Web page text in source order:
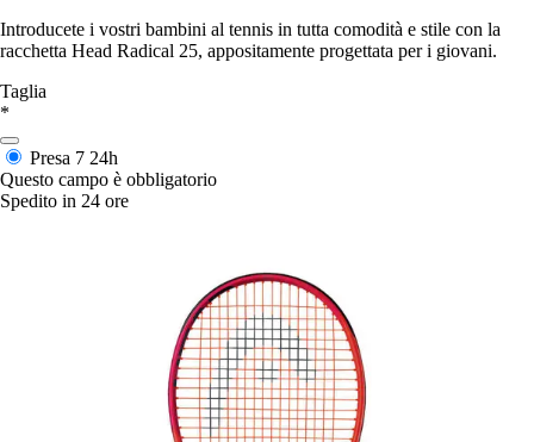
Introducete i vostri bambini al tennis in tutta comodità e stile con la
racchetta Head Radical 25, appositamente progettata per i giovani.
Taglia
*
Presa 7 24h
Questo campo è obbligatorio
Spedito in 24 ore